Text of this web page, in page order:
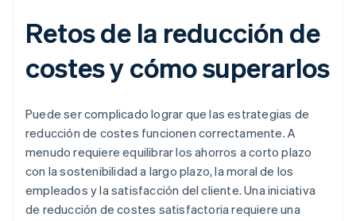
Retos de la reducción de
costes y cómo superarlos
Puede ser complicado lograr que las estrategias de
reducción de costes funcionen correctamente. A
menudo requiere equilibrar los ahorros a corto plazo
con la sostenibilidad a largo plazo, la moral de los
empleados y la satisfacción del cliente. Una iniciativa
de reducción de costes satisfactoria requiere una